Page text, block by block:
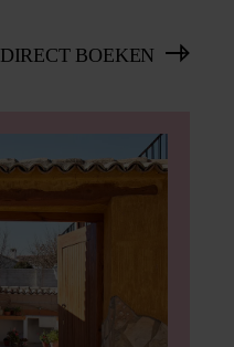
DIRECT BOEKEN